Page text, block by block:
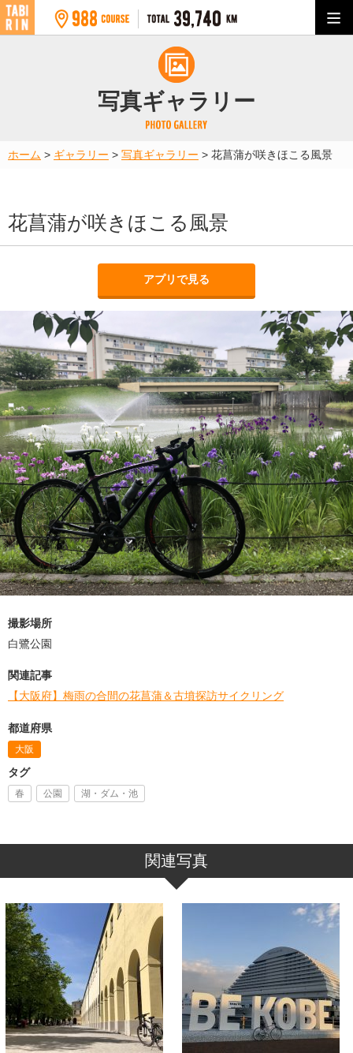
写真ギャラリー
ホーム > ギャラリー > 写真ギャラリー > 花菖蒲が咲きほこる風景
花菖蒲が咲きほこる風景
アプリで見る
撮影場所
白鷺公園
関連記事
【大阪府】梅雨の合間の花菖蒲＆古墳探訪サイクリング
都道府県
大阪
タグ
春 公園 湖・ダム・池
関連写真